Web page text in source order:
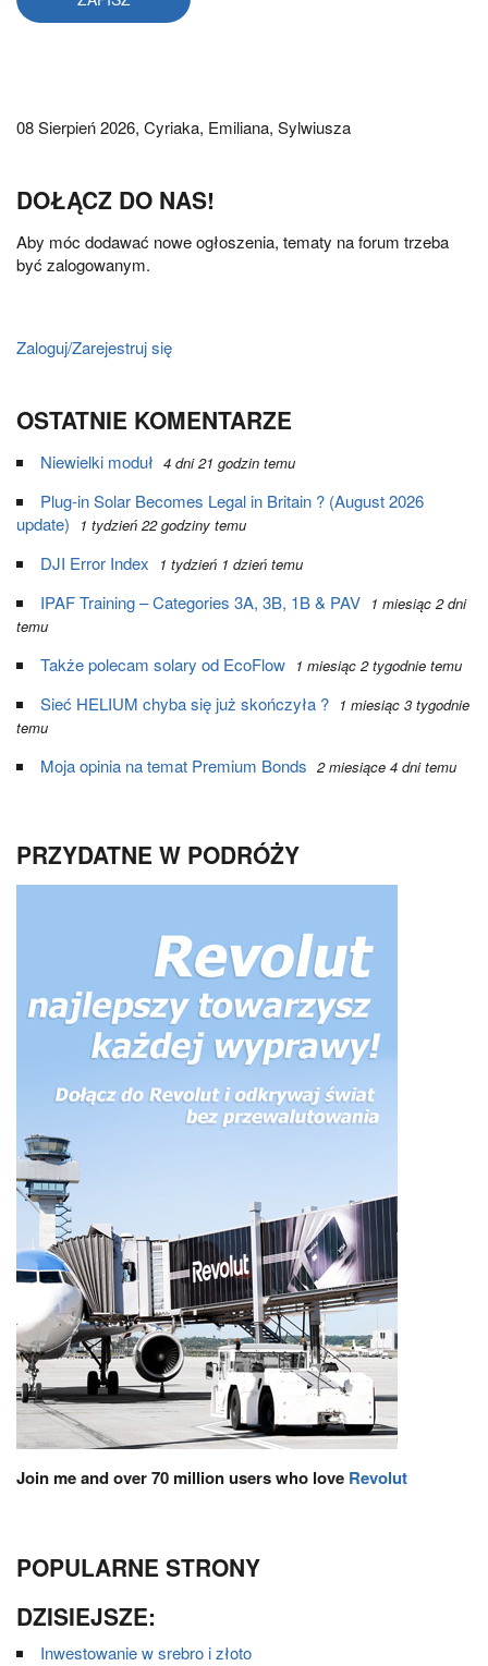
08 Sierpień 2026, Cyriaka, Emiliana, Sylwiusza
DOŁĄCZ DO NAS!
Aby móc dodawać nowe ogłoszenia, tematy na forum trzeba
być zalogowanym.
Zaloguj/Zarejestruj się
OSTATNIE KOMENTARZE
Niewielki moduł 4 dni 21 godzin temu
Plug-in Solar Becomes Legal in Britain ? (August 2026
update)
1 tydzień 22 godziny temu
DJI Error Index 1 tydzień 1 dzień temu
IPAF Training – Categories 3A, 3B, 1B & PAV 1 miesiąc 2 dni
temu
Także polecam solary od EcoFlow 1 miesiąc 2 tygodnie temu
Sieć HELIUM chyba się już skończyła ? 1 miesiąc 3 tygodnie
temu
Moja opinia na temat Premium Bonds 2 miesiące 4 dni temu
PRZYDATNE W PODRÓŻY
Join me and over 70 million users who love Revolut
POPULARNE STRONY
DZISIEJSZE:
Inwestowanie w srebro i złoto